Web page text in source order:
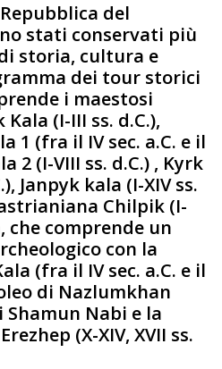
del
stati conservati più
storia, cultura e
dei tour storici
i maestosi
(I-III ss. d.C.),
1 (fra il IV sec. a.C. e il
2 (I-VIII ss. d.C.) , Kyrk
Janpyk kala (I-XIV ss.
Chilpik (I-
che comprende un
con la
(fra il IV sec. a.C. e il
di Nazlumkhan
Shamun Nabi e la
(X-XIV, XVII ss.